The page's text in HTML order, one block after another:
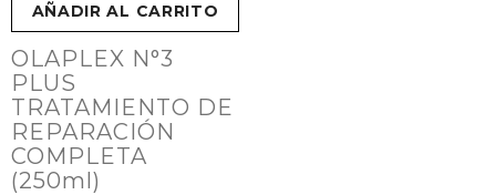
AÑADIR AL CARRITO
OLAPLEX N°3
PLUS
TRATAMIENTO DE
REPARACIÓN
COMPLETA
(250ml)